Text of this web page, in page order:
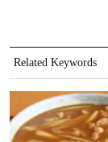
Related Keywords